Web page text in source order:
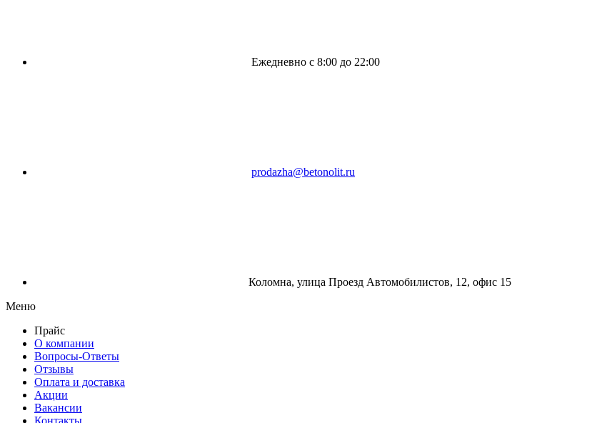
Ежедневно с 8:00 до 22:00
prodazha@betonolit.ru
Коломна, улица Проезд Автомобилистов, 12, офис 15
Меню
Прайс
О компании
Вопросы-Ответы
Отзывы
Оплата и доставка
Акции
Вакансии
Контакты